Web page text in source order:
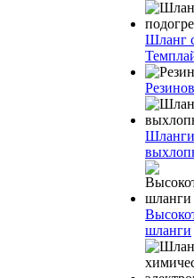
Шланг
шланги